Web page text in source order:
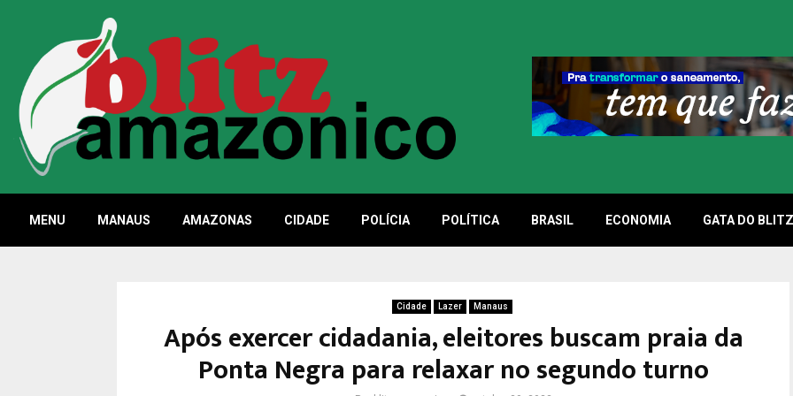
MENU MANAUS AMAZONAS CIDADE POLÍCIA POLÍTICA BRASIL ECONOMIA GATA DO BLITZ
Cidade Lazer Manaus
Após exercer cidadania, eleitores buscam praia da
Ponta Negra para relaxar no segundo turno